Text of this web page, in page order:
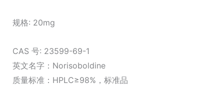
规格: 20mg
CAS 号: 23599-69-1
英文名字：Norisoboldine
质量标准：HPLC≥98%，标准品